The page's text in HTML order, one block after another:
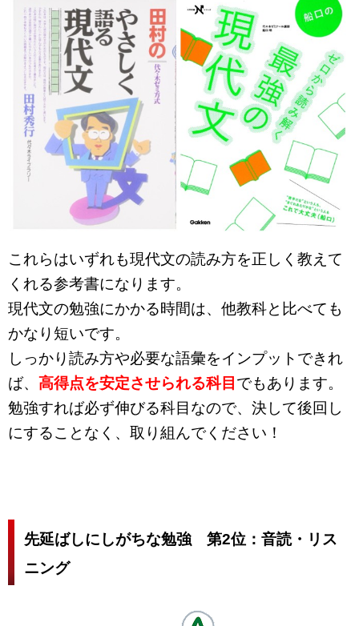
これらはいずれも現代文の読み方を正しく教えて
くれる参考書になります。
現代文の勉強にかかる時間は、他教科と比べても
かなり短いです。
しっかり読み方や必要な語彙をインプットできれ
ば、 高得点を安定させられる科目 でもあります。
勉強すれば必ず伸びる科目なので、決して後回し
にすることなく、取り組んでください！
先延ばしにしがちな勉強 第2位：音読・リス
ニング